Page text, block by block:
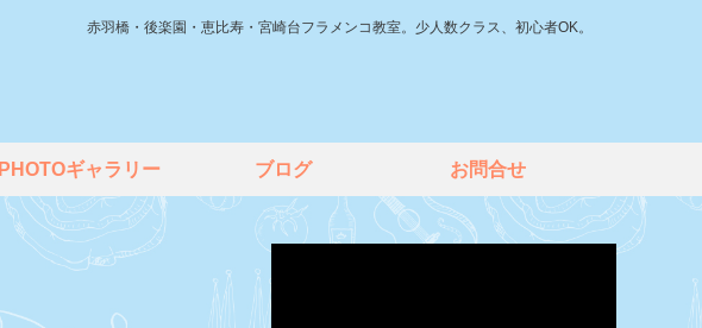
赤羽橋・後楽園・恵比寿・宮崎台フラメンコ教室。少人数クラス、初心者OK。
PHOTOギャラリー ブログ お問合せ